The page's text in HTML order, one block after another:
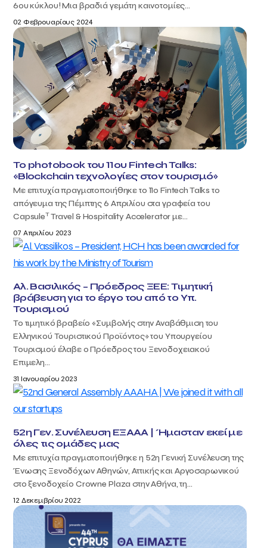
6ου κύκλου! Μια βραδιά γεμάτη καινοτομίες...
02 Φεβρουαρίους 2024
Το photobook του 11ου Fintech Talks:
«Blockchain τεχνολογίες στον τουρισμό»
Με επιτυχία πραγματοποιήθηκε το 11ο Fintech Talks το
απόγευμα της Πέμπτης 6 Απριλίου στα γραφεία του
CapsuleTTravel & Hospitality Accelerator με...
07 Απριλίου 2023
Αλ. Βασιλικός – Πρόεδρος ΞΕΕ: Τιμητική
βράβευση για το έργο του από το Υπ.
Τουρισμού
Το τιμητικό βραβείο «Συμβολής στην Αναβάθμιση του
Ελληνικού Τουριστικού Προϊόντος» του Υπουργείου
Τουρισμού έλαβε ο Πρόεδρος του Ξενοδοχειακού
Επιμελη...
31 Ιανουαρίου 2023
52η Γεν. Συνέλευση ΕΞΑΑΑ | Ήμασταν εκεί με
όλες τις ομάδες μας
Με επιτυχία πραγματοποιήθηκε η 52η Γενική Συνέλευση της
Ένωσης Ξενοδόχων Αθηνών, Αττικής και Αργοσαρωνικού
στο ξενοδοχείο Crowne Plaza στην Αθήνα, τη...
12 Δεκεμβρίου 2022